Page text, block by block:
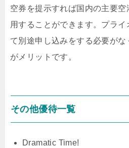
空券を提示すれば国内の主要空
用することができます。プラ
て別途申し込みをする必要が
がメリットです。
その他優待一覧
Dramatic Time!